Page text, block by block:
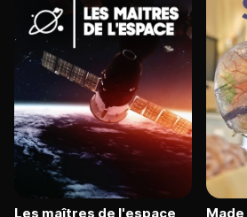
Les maîtres de l'espace Made